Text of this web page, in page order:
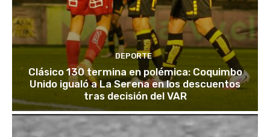
DEPORTE
Clásico 130 termina en polémica: Coquimbo
Unido igualó a La Serena en los descuentos
tras decisión del VAR